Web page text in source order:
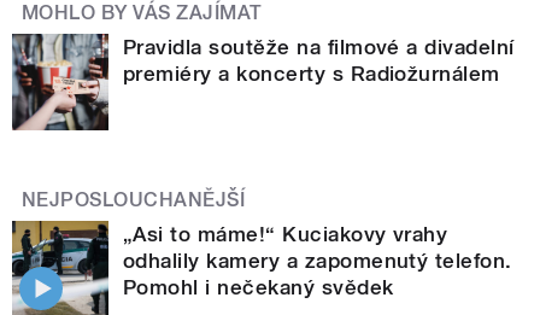
MOHLO BY VÁS ZAJÍMAT
Pravidla soutěže na filmové a divadelní
premiéry a koncerty s Radiožurnálem
NEJPOSLOUCHANĚJŠÍ
„Asi to máme!“ Kuciakovy vrahy
odhalily kamery a zapomenutý telefon.
Pomohl i nečekaný svědek